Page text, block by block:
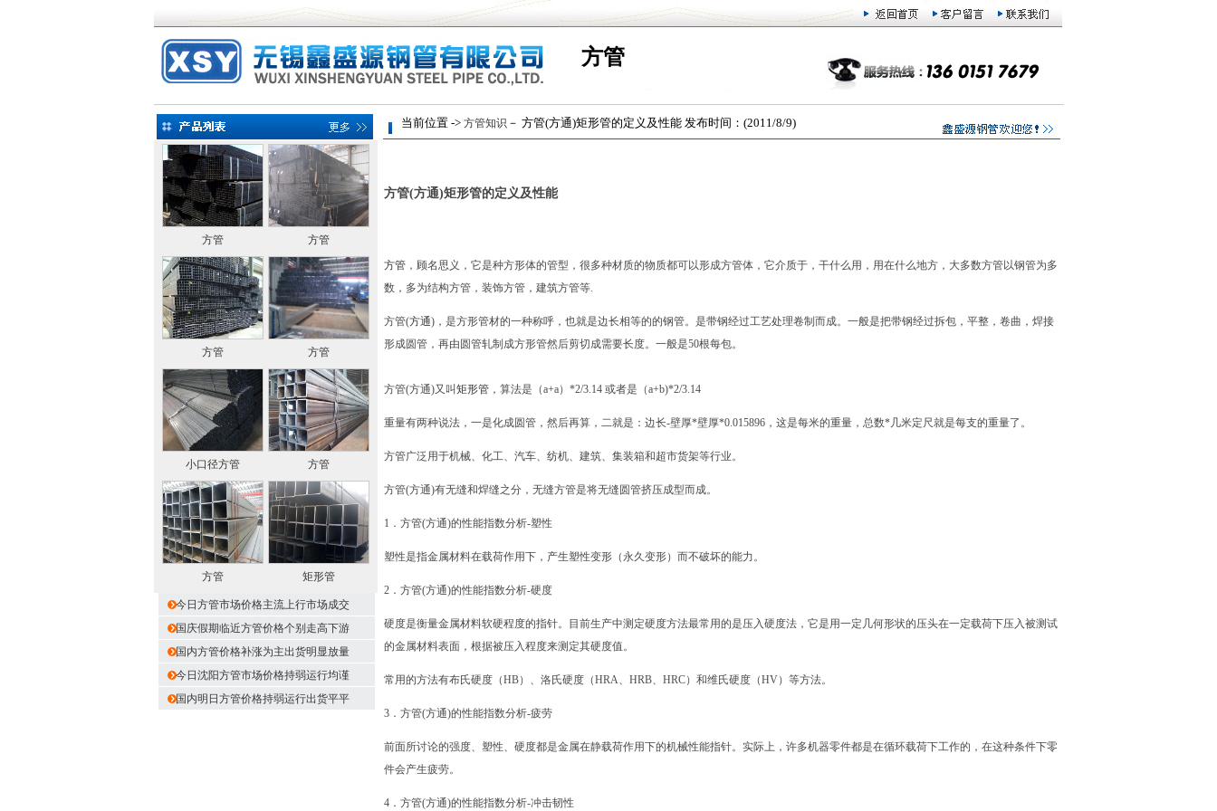
方管
方管 方管
方管 方管
小口径方管 方管
方管 矩形管
今日方管市场价格主流上行市场成交
国庆假期临近方管价格个别走高下游
国内方管价格补涨为主出货明显放量
今日沈阳方管市场价格持弱运行均谨
国内明日方管价格持弱运行出货平平
当前位置 -> 方管知识 － 方管(方通)矩形管的定义及性能 发布时间：(2011/8/9)
方管(方通)矩形管的定义及性能
方管，顾名思义，它是种方形体的管型，很多种材质的物质都可以形成方管体，它介质于，干什么用，用在什么地方，大多数方管以钢管为多
数，多为结构方管，装饰方管，建筑方管等.
方管(方通)，是方形管材的一种称呼，也就是边长相等的的钢管。是带钢经过工艺处理卷制而成。一般是把带钢经过拆包，平整，卷曲，焊接
形成圆管，再由圆管轧制成方形管然后剪切成需要长度。一般是50根每包。
方管(方通)又叫矩形管，算法是（a+a）*2/3.14 或者是（a+b)*2/3.14
重量有两种说法，一是化成圆管，然后再算，二就是：边长-壁厚*壁厚*0.015896，这是每米的重量，总数*几米定尺就是每支的重量了。
方管广泛用于机械、化工、汽车、纺机、建筑、集装箱和超市货架等行业。
方管(方通)有无缝和焊缝之分，无缝方管是将无缝圆管挤压成型而成。
1．方管(方通)的性能指数分析-塑性
塑性是指金属材料在载荷作用下，产生塑性变形（永久变形）而不破坏的能力。
2．方管(方通)的性能指数分析-硬度
硬度是衡量金属材料软硬程度的指针。目前生产中测定硬度方法最常用的是压入硬度法，它是用一定几何形状的压头在一定载荷下压入被测试
的金属材料表面，根据被压入程度来测定其硬度值。
常用的方法有布氏硬度（HB）、洛氏硬度（HRA、HRB、HRC）和维氏硬度（HV）等方法。
3．方管(方通)的性能指数分析-疲劳
前面所讨论的强度、塑性、硬度都是金属在静载荷作用下的机械性能指针。实际上，许多机器零件都是在循环载荷下工作的，在这种条件下零
件会产生疲劳。
4．方管(方通)的性能指数分析-冲击韧性